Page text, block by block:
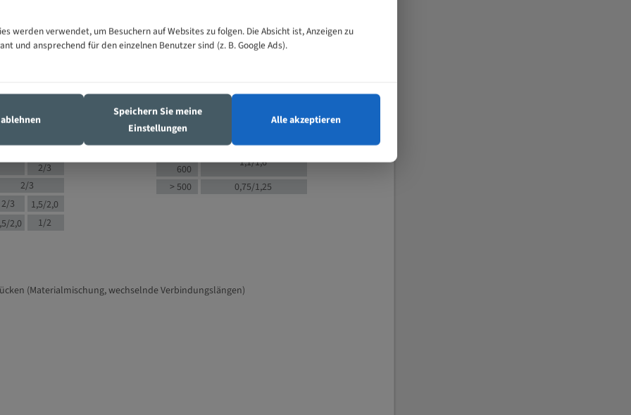
4/6
4/6
4/5
4/5
2/3
2/3
2/3
1,5/2,0
2,0 1/2
35 - 70
5/8
130 -
350
150 -
600
1,1/1,6
> 500
0,75/1,25
(Materialmischung, wechselnde Verbindungslängen)
werden verwendet, um Besuchern auf Websites zu folgen. Die Absicht ist, Anzeigen zu
und ansprechend für den einzelnen Benutzer sind (z. B. Google Ads).
Speichern Sie meine
Einstellungen
Alle akzeptieren